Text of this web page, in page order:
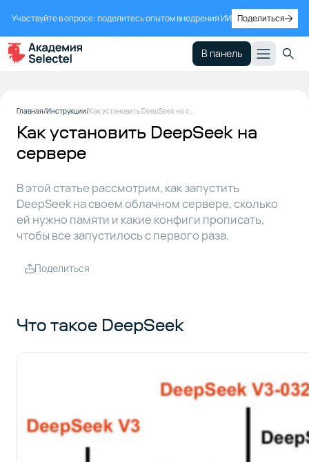
Участвуйте в опросе: поделитесь опытом внедрения ИИ Поделиться
В панель
1
DeepSeek
2
Заказываем
3
Установка
DeepSeek
Расширение
5 Заключение
Главная Инструкции Как установить DeepSeek на сервере
Как установить DeepSeek на
сервере
В этой статье рассмотрим, как запустить
DeepSeek на своем облачном сервере, сколько
ей нужно памяти и какие конфиги прописать,
чтобы все запустилось с первого раза.
Поделиться
Что такое DeepSeek